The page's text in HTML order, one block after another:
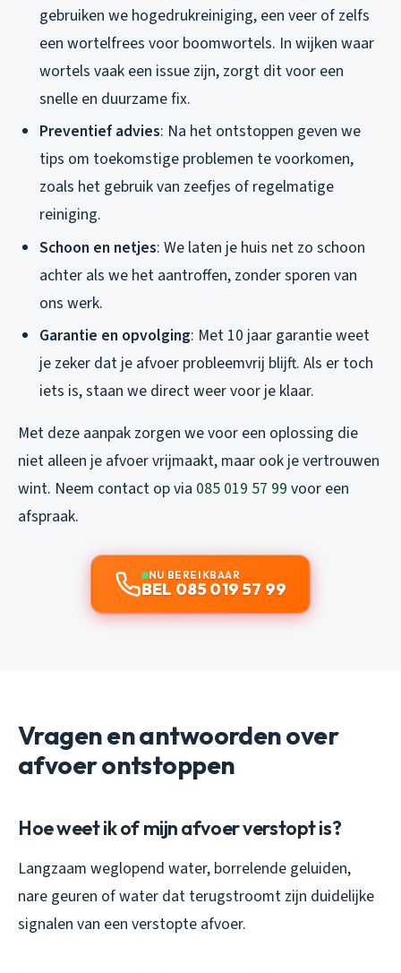
gebruiken we hogedrukreiniging, een veer of zelfs
een wortelfrees voor boomwortels. In wijken waar
wortels vaak een issue zijn, zorgt dit voor een
snelle en duurzame fix.
Preventief advies: Na het ontstoppen geven we
tips om toekomstige problemen te voorkomen,
zoals het gebruik van zeefjes of regelmatige
reiniging.
Schoon en netjes: We laten je huis net zo schoon
achter als we het aantroffen, zonder sporen van
ons werk.
Garantie en opvolging: Met 10 jaar garantie weet
je zeker dat je afvoer probleemvrij blijft. Als er toch
iets is, staan we direct weer voor je klaar.
Met deze aanpak zorgen we voor een oplossing die
niet alleen je afvoer vrijmaakt, maar ook je vertrouwen
wint. Neem contact op via 085 019 57 99 voor een
afspraak.
NU BEREIKBAAR
BEL 085 019 57 99
Vragen en antwoorden over
afvoer ontstoppen
Hoe weet ik of mijn afvoer verstopt is?
Langzaam weglopend water, borrelende geluiden,
nare geuren of water dat terugstroomt zijn duidelijke
signalen van een verstopte afvoer.